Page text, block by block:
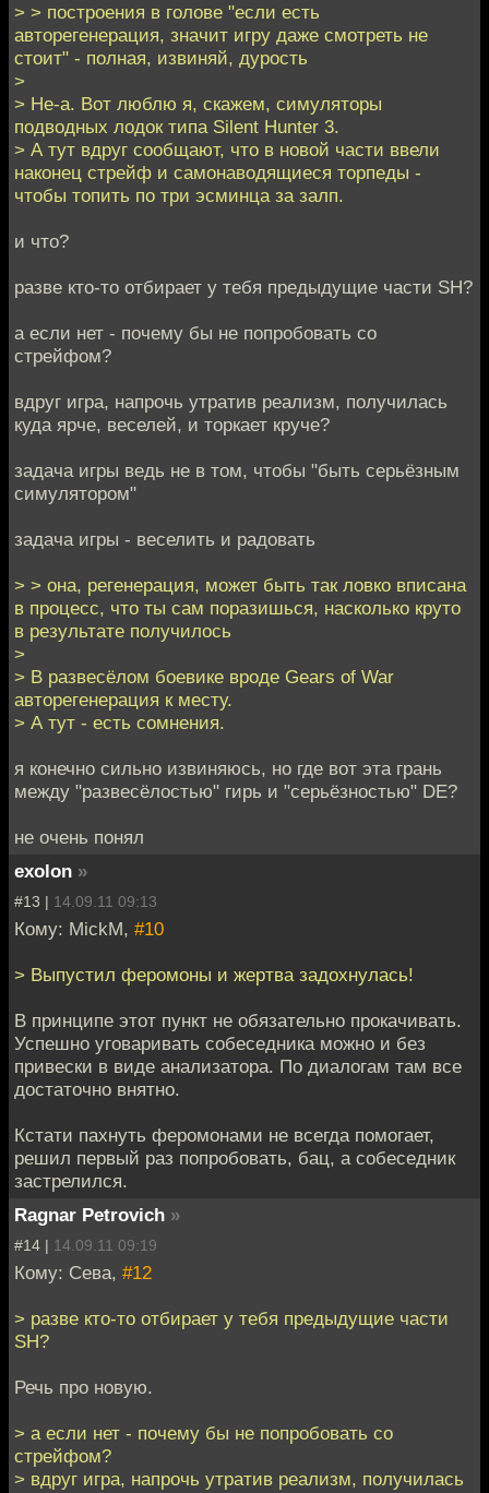
> > построения в голове "если есть
авторегенерация, значит игру даже смотреть не
стоит" - полная, извиняй, дурость
>
> Не-а. Вот люблю я, скажем, симуляторы
подводных лодок типа Silent Hunter 3.
> А тут вдруг сообщают, что в новой части ввели
наконец стрейф и самонаводящиеся торпеды -
чтобы топить по три эсминца за залп.
и что?
разве кто-то отбирает у тебя предыдущие части SH?
а если нет - почему бы не попробовать со
стрейфом?
вдруг игра, напрочь утратив реализм, получилась
куда ярче, веселей, и торкает круче?
задача игры ведь не в том, чтобы "быть серьёзным
симулятором"
задача игры - веселить и радовать
> > она, регенерация, может быть так ловко вписана
в процесс, что ты сам поразишься, насколько круто
в результате получилось
>
> В развесёлом боевике вроде Gears of War
авторегенерация к месту.
> А тут - есть сомнения.
я конечно сильно извиняюсь, но где вот эта грань
между "развесёлостью" гирь и "серьёзностью" DE?
не очень понял
exolon »
#13 | 14.09.11 09:13
Кому: MickM, #10
> Выпустил феромоны и жертва задохнулась!
В принципе этот пункт не обязательно прокачивать.
Успешно уговаривать собеседника можно и без
привески в виде анализатора. По диалогам там все
достаточно внятно.
Кстати пахнуть феромонами не всегда помогает,
решил первый раз попробовать, бац, а собеседник
застрелился.
Ragnar Petrovich »
#14 | 14.09.11 09:19
Кому: Сева, #12
> разве кто-то отбирает у тебя предыдущие части
SH?
Речь про новую.
> а если нет - почему бы не попробовать со
стрейфом?
> вдруг игра, напрочь утратив реализм, получилась